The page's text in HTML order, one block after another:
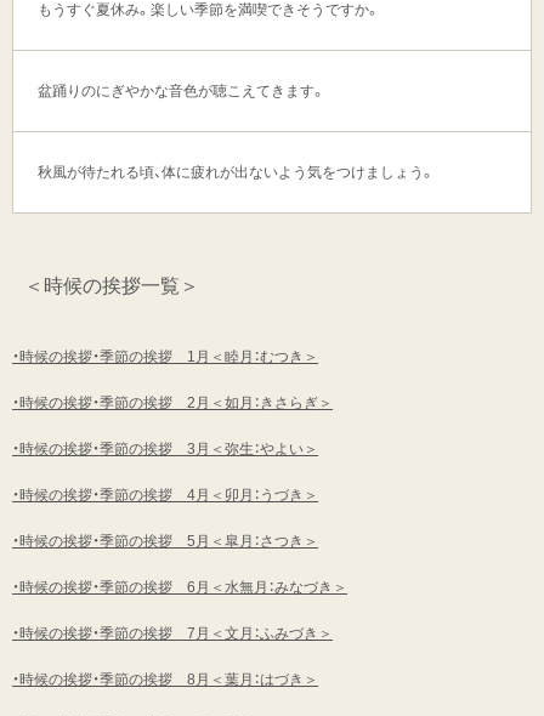
もうすぐ夏休み。楽しい季節を満喫できそうですか。
盆踊りのにぎやかな音色が聴こえてきます。
秋風が待たれる頃、体に疲れが出ないよう気をつけましょう。
＜時候の挨拶一覧＞
・時候の挨拶・季節の挨拶 1月＜睦月：むつき＞
・時候の挨拶・季節の挨拶 2月＜如月：きさらぎ＞
・時候の挨拶・季節の挨拶 3月＜弥生：やよい＞
・時候の挨拶・季節の挨拶 4月＜卯月：うづき＞
・時候の挨拶・季節の挨拶 5月＜皐月：さつき＞
・時候の挨拶・季節の挨拶 6月＜水無月：みなづき＞
・時候の挨拶・季節の挨拶 7月＜文月：ふみづき＞
・時候の挨拶・季節の挨拶 8月＜葉月：はづき＞